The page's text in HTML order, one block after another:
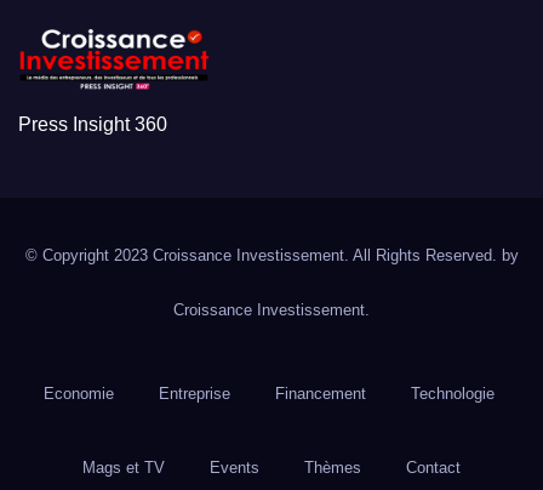
Press Insight 360
© Copyright 2023 Croissance Investissement. All Rights Reserved. by
Croissance Investissement.
Economie Entreprise Financement Technologie
Mags et TV Events Thèmes Contact